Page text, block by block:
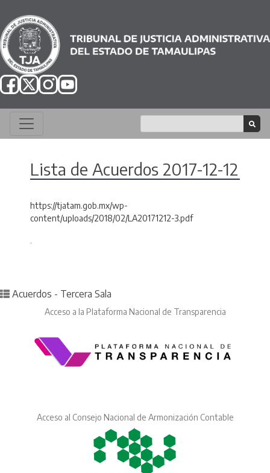
Lista de Acuerdos 2017-12-12
https://tjatam.gob.mx/wp-
content/uploads/2018/02/LA20171212-3.pdf
.
Posted in
Acuerdos - Tercera Sala
Acceso a la Plataforma Nacional de Transparencia
Acceso al Consejo Nacional de Armonización Contable